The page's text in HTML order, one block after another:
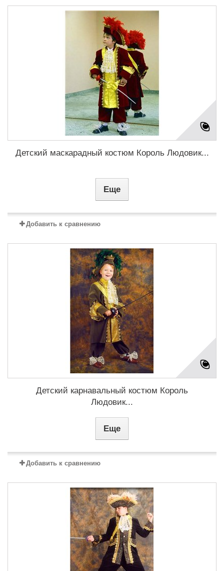
Детский маскарадный костюм Король Людовик...
Еще
Добавить к сравнению
Детский карнавальный костюм Король
Людовик...
Еще
Добавить к сравнению